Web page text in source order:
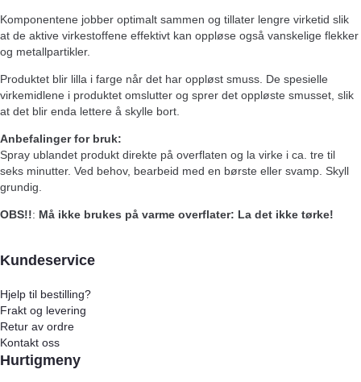
Komponentene jobber optimalt sammen og tillater lengre virketid slik
at de aktive virkestoffene effektivt kan oppløse også vanskelige flekker
og metallpartikler.
Produktet blir lilla i farge når det har oppløst smuss. De spesielle
virkemidlene i produktet omslutter og sprer det oppløste smusset, slik
at det blir enda lettere å skylle bort.
Anbefalinger for bruk:
Spray ublandet produkt direkte på overflaten og la virke i ca. tre til
seks minutter. Ved behov, bearbeid med en børste eller svamp. Skyll
grundig.
OBS!!: Må ikke brukes på varme overflater: La det ikke tørke!
Kundeservice
Hjelp til bestilling?
Frakt og levering
Retur av ordre
Kontakt oss
Hurtigmeny